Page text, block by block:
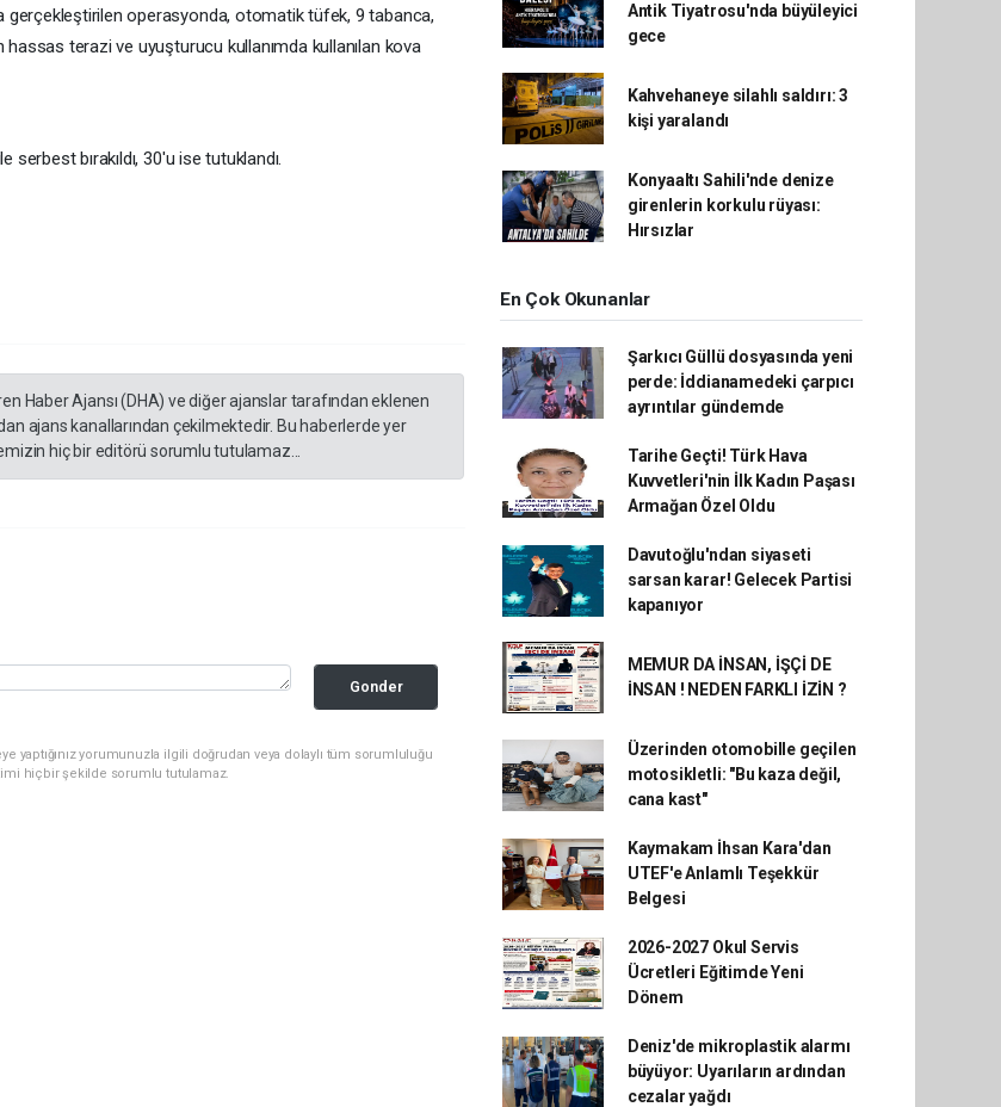
gerçekleştirilen operasyonda, otomatik tüfek, 9 tabanca,
terazi ve uyuşturucu kullanımda kullanılan kova
bırakıldı, 30'u ise tutuklandı.
Haber Ajansı (DHA) ve diğer ajanslar tarafından eklenen
ajans kanallarından çekilmektedir. Bu haberlerde yer
hiç bir editörü sorumlu tutulamaz...
Gonder
yaptığınız yorumunuzla ilgili doğrudan veya dolaylı tüm sorumluluğu
hiçbir şekilde sorumlu tutulamaz.
Antik Tiyatrosu'nda büyüleyici
gece
Kahvehaneye silahlı saldırı: 3
kişi yaralandı
Konyaaltı Sahili'nde denize
girenlerin korkulu rüyası:
Hırsızlar
En Çok Okunanlar
Şarkıcı Güllü dosyasında yeni
perde: İddianamedeki çarpıcı
ayrıntılar gündemde
Tarihe Geçti! Türk Hava
Kuvvetleri'nin İlk Kadın Paşası
Armağan Özel Oldu
Davutoğlu'ndan siyaseti
sarsan karar! Gelecek Partisi
kapanıyor
MEMUR DA İNSAN, İŞÇİ DE
İNSAN ! NEDEN FARKLI İZİN ?
Üzerinden otomobille geçilen
motosikletli: "Bu kaza değil,
cana kast"
Kaymakam İhsan Kara'dan
UTEF'e Anlamlı Teşekkür
Belgesi
2026-2027 Okul Servis
Ücretleri Eğitimde Yeni
Dönem
Deniz'de mikroplastik alarmı
büyüyor: Uyarıların ardından
cezalar yağdı